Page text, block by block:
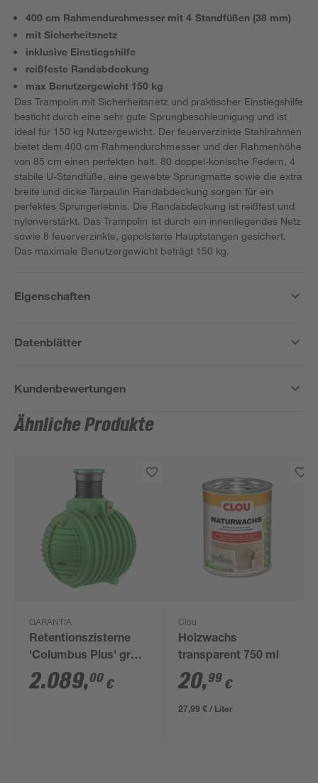
400 cm Rahmendurchmesser mit 4 Standfüßen (38 mm)
mit Sicherheitsnetz
inklusive Einstiegshilfe
reißfeste Randabdeckung
max Benutzergewicht 150 kg
Das Trampolin mit Sicherheitsnetz und praktischer Einstiegshilfe
besticht durch eine sehr gute Sprungbeschleunigung und ist
ideal für 150 kg Nutzergewicht. Der feuerverzinkte Stahlrahmen
bietet dem 400 cm Rahmendurchmesser und der Rahmenhöhe
von 85 cm einen perfekten halt. 80 doppel-konische Federn, 4
stabile U-Standfüße, eine gewebte Sprungmatte sowie die extra
breite und dicke Tarpaulin Randabdeckung sorgen für ein
perfektes Sprungerlebnis. Die Randabdeckung ist reißfest und
nylonverstärkt. Das Trampolin ist durch ein innenliegendes Netz
sowie 8 feuerverzinkte, gepolsterte Hauptstangen gesichert.
Das maximale Benutzergewicht beträgt 150 kg.
Eigenschaften
Datenblätter
Kundenbewertungen
Ähnliche Produkte
GARANTIA
Retentionszisterne
'Columbus Plus' grün,
4500 l
2.089,00 €
Clou
Holzwachs
transparent 750 ml
20,99 €
27,99 € / Liter